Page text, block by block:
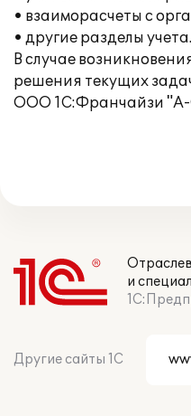
• взаиморасчеты с
• другие разделы учета.
В случае
решения текущих
ООО 1С:Франчайзи "А-
и
Другие сайты 1С